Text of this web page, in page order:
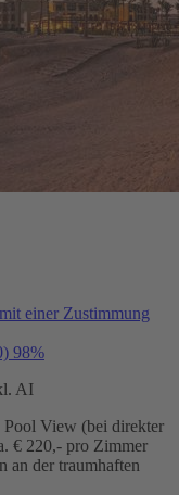
einer Zustimmung
98%
AI
View (bei direkter
€ 220,- pro Zimmer
an der traumhaften